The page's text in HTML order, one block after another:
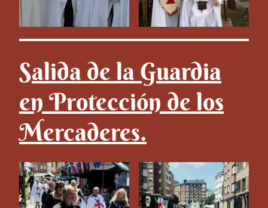
Salida de la Guardia
en Protección de los
Mercaderes.